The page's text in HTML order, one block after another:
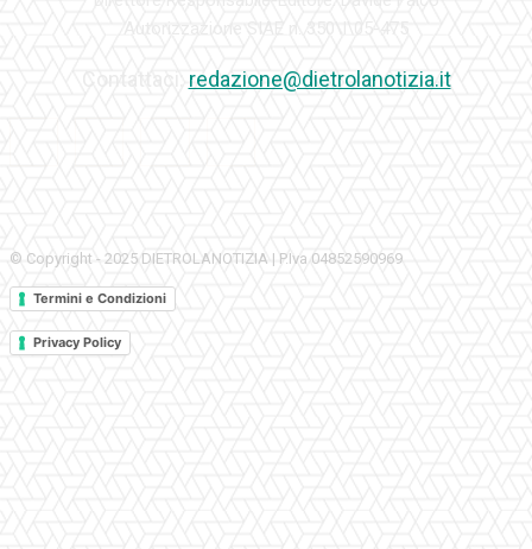
redazione@dietrolanotizia.it
© Copyright - 2025 DIETROLANOTIZIA | P.Iva 04852590969
Termini e Condizioni
Privacy Policy